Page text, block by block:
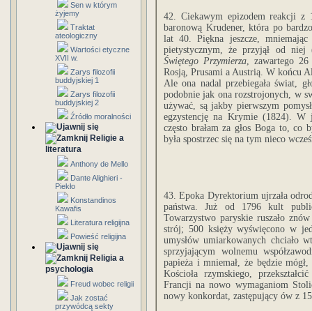
Sen w którym
żyjemy
Traktat
ateologiczny
Wartości etyczne
XVII w.
Zarys filozofii
buddyjskiej 1
Zarys filozofii
buddyjskiej 2
Źródło moralności
Religie a
literatura
Anthony de Mello
Dante Alighieri -
Piekło
Konstandinos
Kawafis
Literatura religijna
Powieść religijna
Religia a
psychologia
Freud wobec religii
Jak zostać
przywódcą sekty
42. Ciekawym epizodem reakcji z
baronową Krudener, która po
lat 40. Piękna jeszcze,
pietystycznym, że przyjął od niej
Świętego Przymierza, zawartego
Rosją, Prusami a Austrią. W końcu
Ale ona nadal przebiegała świat,
podobnie jak ona rozstrojonych, w
używać, są jakby pierwszym
egzystencję na Krymie (1824). W
często brałam za głos Boga to,
była spostrzec się na tym nieco
43. Epoka Dyrektorium ujrzała
państwa. Już od 1796 kult
Towarzystwo paryskie ruszało
strój; 500 księży wyświęcono w
umysłów umiarkowanych chciało
sprzyjającym wolnemu
papieża i mniemał, że będzie
Kościoła rzymskiego,
Francji na nowo wymaganiom
nowy konkordat, zastępujący ów z